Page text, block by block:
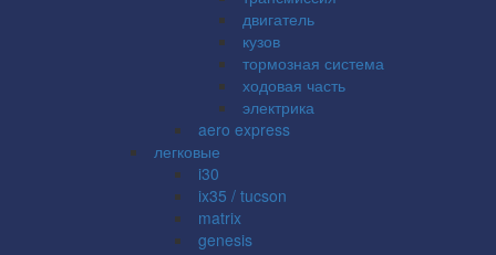
двигатель
кузов
тормозная система
ходовая часть
электрика
aero express
легковые
i30
ix35 / tucson
matrix
genesis